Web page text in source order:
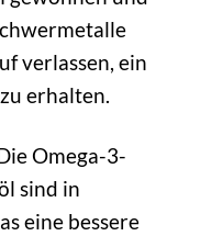
verlassen, ein
erhalten.
Omega-3-
sind in
eine bessere